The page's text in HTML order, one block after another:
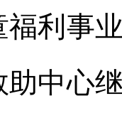
利事
中心